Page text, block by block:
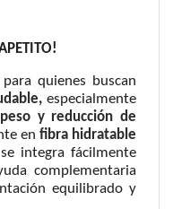
quienes buscan
especialmente
y reducción de
en fibra hidratable
se integra fácilmente
complementaria
equilibrado y